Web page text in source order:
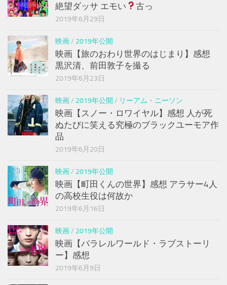
絶望ダッサ エモい
古っ
2019年6月29日
映画/ 2019年公開
映画【旅のおわり世界のはじまり】感想
黒沢清、前田敦子を撮る
2019年6月23日
映画/ 2019年公開 / リーアム・ニーソン
映画【スノー・ロワイヤル】感想 人が死
ぬたびに笑える究極のブラックユーモア作
品
2019年6月20日
映画/ 2019年公開
映画【町田くんの世界】感想 アラサー4人
の高校生役は何故か
2019年6月16日
映画/ 2019年公開
映画【パラレルワールド・ラブストーリ
ー】感想
2019年6月9日